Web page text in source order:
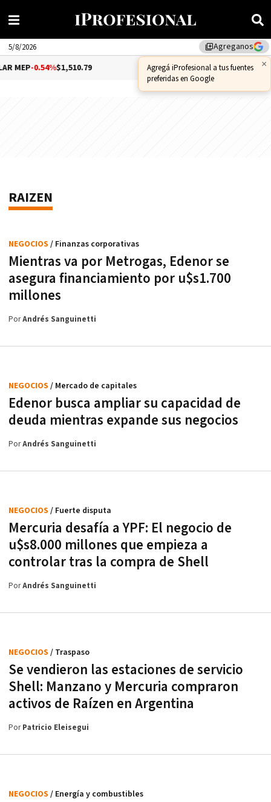
library_addAgreganos
×
Agregá iProfesional a tus fuentes
preferidas en Google
5/8/2026
-0.54%$1,510.79 DÓLAR CCL-0.72%$1,559.41
RAIZEN
Mientras va por Metrogas, Edenor se
asegura financiamiento por u$s1.700
millones
NEGOCIOS / Finanzas corporativas
PorAndrés Sanguinetti
Edenor busca ampliar su capacidad de
deuda mientras expande sus negocios
NEGOCIOS / Mercado de capitales
PorAndrés Sanguinetti
Mercuria desafía a YPF: El negocio de
u$s8.000 millones que empieza a
controlar tras la compra de Shell
NEGOCIOS / Fuerte disputa
PorAndrés Sanguinetti
Se vendieron las estaciones de servicio
Shell: Manzano y Mercuria compraron
activos de Raízen en Argentina
NEGOCIOS / Traspaso
PorPatricio Eleisegui
NEGOCIOS / Energía y combustibles